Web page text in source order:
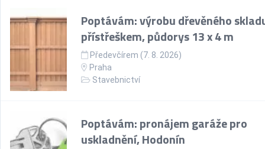
Poptávám: výrobu dřevěného
přístřeškem, půdorys 13 x 4 m
Předevčírem (7. 8. 2026)
Praha
Stavebnictví
Poptávám: pronájem garáže pro
uskladnění, Hodonín